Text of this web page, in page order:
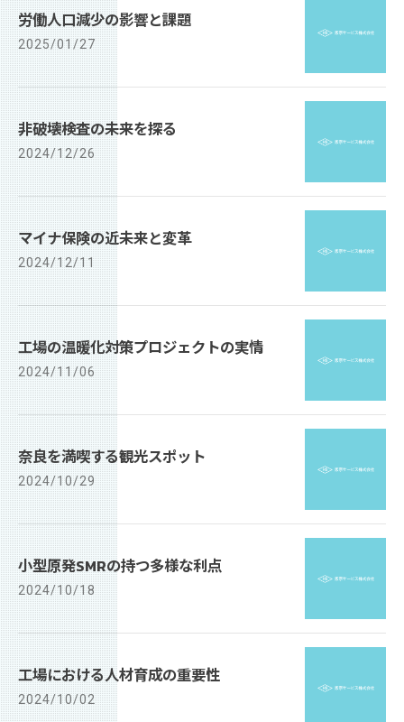
労働人口減少の影響と課題
2025/01/27
非破壊検査の未来を探る
2024/12/26
マイナ保険の近未来と変革
2024/12/11
工場の温暖化対策プロジェクトの実情
2024/11/06
奈良を満喫する観光スポット
2024/10/29
小型原発SMRの持つ多様な利点
2024/10/18
工場における人材育成の重要性
2024/10/02